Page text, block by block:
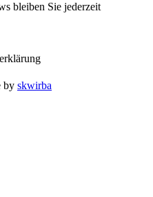
bleiben Sie jederzeit
by skwirba